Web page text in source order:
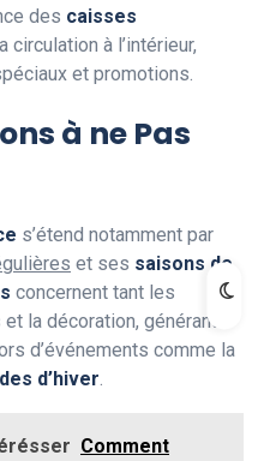
des caisses
circulation à l’intérieur,
et promotions.
à ne Pas
s’étend notamment par
et ses saisons de
concernent tant les
la décoration, générant
d’événements comme la
d’hiver
Comment